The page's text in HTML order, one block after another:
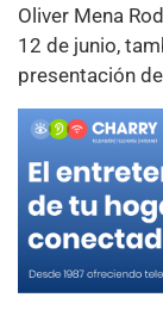
Oliver Mena
12 de junio,
presentación de